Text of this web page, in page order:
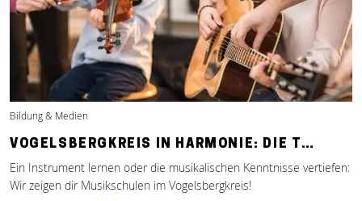
Bildung & Medien
VOGELSBERGKREIS IN HARMONIE: DIE T…
Ein Instrument lernen oder die musikalischen Kenntnisse vertiefen:
Wir zeigen dir Musikschulen im Vogelsbergkreis!